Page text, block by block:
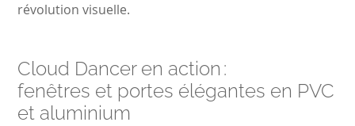
révolution visuelle.
Cloud Dancer en action :
fenêtres et portes élégantes en PVC
et aluminium